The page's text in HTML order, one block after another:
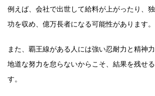
例えば、会社で出世して給料が上がったり、
功を収め、億万長者になる可能性があります。
また、覇王線がある人には強い忍耐力と精神力
地道な努力を怠らないからこそ、結果を残せ
す。